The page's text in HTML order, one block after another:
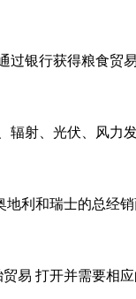
银行获得粮食
射、光伏、风力
利和瑞士的总经
打开并需要相